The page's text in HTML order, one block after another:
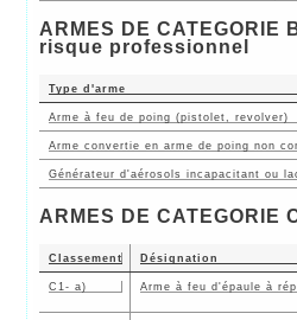
ARMES DE CATEGORIE
risque professionnel
Type d'arme
Arme à feu de poing (pistolet, revolver)
Arme convertie en arme de poing non
Générateur d'aérosols incapacitant ou
ARMES DE CATEGORIE
Classement Désignation
C1- a) Arme à feu d'épaule à